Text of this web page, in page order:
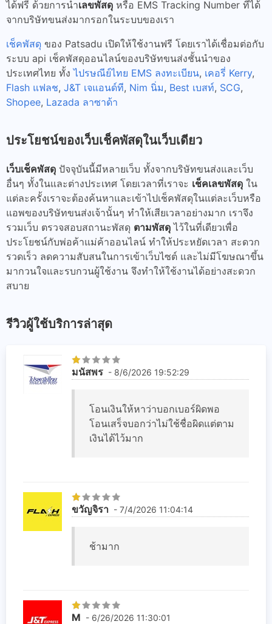
ได้ฟรี ด้วยการนำเลขพัสดุ หรือ EMS Tracking Number ที่ได้
จากบริษัทขนส่งมากรอกในระบบของเรา
เช็คพัสดุ ของ Patsadu เปิดให้ใช้งานฟรี โดยเราได้เชื่อมต่อกับ
ระบบ api เช็คพัสดุออนไลน์ของบริษัทขนส่งชั้นนำของ
ประเทศไทย ทั้งไปรษณีย์ไทย EMS ลงทะเบียน, เคอรี่ Kerry,
Flash แฟลช, J&T เจแอนด์ที, Nim นิ่ม, Best เบสท์, SCG,
Shopee, Lazada ลาซาด้า
ประโยชน์ของเว็บเช็คพัสดุในเว็บเดียว
เว็บเช็คพัสดุ ปัจจุบันนี้มีหลายเว็บ ทั้งจากบริษัทขนส่งและเว็บ
อื่นๆ ทั้งในและต่างประเทศ โดยเวลาที่เราจะ เช็คเลขพัสดุ ใน
แต่ละครั้งเราจะต้องค้นหาและเข้าไปเช็คพัสดุในแต่ละเว็บหรือ
แอพของบริษัทขนส่งเจ้านั้นๆ ทำให้เสียเวลาอย่างมาก เราจึง
รวมเว็บ ตรวจสอบสถานะพัสดุ ตามพัสดุ ไว้ในที่เดียวเพื่อ
ประโยชน์กับพ่อค้าแม่ค้าออนไลน์ ทำให้ประหยัดเวลา สะดวก
รวดเร็ว ลดความสับสนในการเข้าเว็บไซต์ และไม่มีโฆษณาขึ้น
มากวนใจและรบกวนผู้ใช้งาน จึงทำให้ใช้งานได้อย่างสะดวก
สบาย
รีวิวผู้ใช้บริการล่าสุด
มนัสพร - 8/6/2026 19:52:29
โอนเงินให้หาว่าบอกเบอร์ผิดพอ
โอนเสร็จบอกว่าไม่ใช้ชื่อผิดแต่ตาม
เงินได้ไว้มาก
ขวัญจิรา - 7/4/2026 11:04:14
ช้ามาก
M - 6/26/2026 11:30:01